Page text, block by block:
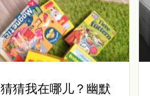
猜猜我在哪儿？幽默